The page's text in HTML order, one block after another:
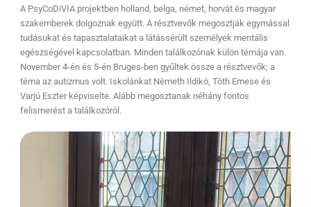
A PsyCoDiVIA projektben holland, belga, német, horvát és magyar
szakemberek dolgoznak együtt. A résztvevők megosztják egymással
tudásukat és tapasztalataikat a látássérült személyek mentális
egészségével kapcsolatban. Minden találkozónak külön témája van.
November 4-én és 5-én Bruges-ben gyűltek össze a résztvevők; a
téma az autizmus volt. Iskolánkat Németh Ildikó, Tóth Emese és
Varjú Eszter képviselte. Alább megosztanak néhány fontos
felismerést a találkozóról.